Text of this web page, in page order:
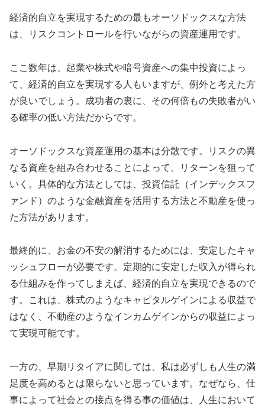
経済的自立を実現するための最もオーソドックスな方法
は、リスクコントロールを行いながらの資産運用です。
ここ数年は、起業や株式や暗号資産への集中投資によっ
て、経済的自立を実現する人もいますが、例外と考えた方
が良いでしょう。成功者の裏に、その何倍もの失敗者がい
る確率の低い方法だからです。
オーソドックスな資産運用の基本は分散です。リスクの異
なる資産を組み合わせることによって、リターンを狙って
いく。具体的な方法としては、投資信託（インデックスフ
ァンド）のような金融資産を活用する方法と不動産を使っ
た方法があります。
最終的に、お金の不安の解消するためには、安定したキャ
ッシュフローが必要です。定期的に安定した収入が得られ
る仕組みを作ってしまえば、経済的自立を実現できるので
す。これは、株式のようなキャピタルゲインによる収益で
はなく、不動産のようなインカムゲインからの収益によっ
て実現可能です。
一方の、早期リタイアに関しては、私は必ずしも人生の満
足度を高めるとは限らないと思っています。なぜなら、仕
事によって社会との接点を得る事の価値は、人生において